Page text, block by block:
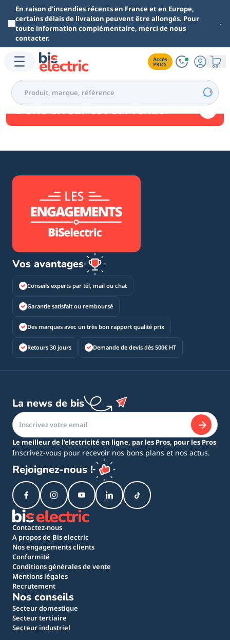
Aller au contenu principal
En raison d'incendies récents en France et en Europe,
certains délais de livraison peuvent être allongés. Pour
toute information complémentaire, merci de nous
contacter.
Accès
PROS
Une erreur est survenue.
Vos avantages
Conseils experts par tél, mail ou chat
Garantie satisfait ou remboursé
Des marques avec un très bon rapport qualité prix
Retours 30 jours Demande de devis dès 500€ HT
La news de bis
Le meilleur de l’electricité en ligne, par les Pros, pour les Pros
Inscrivez-vous pour recevoir nos bons plans et nos actus.
Rejoignez-nous !
Contactez-nous
A propos de Bis electric
Nos engagements clients
Conformité
Conditions générales de vente
Mentions légales
Recrutement
Nos conseils
Secteur domestique
Secteur tertiaire
Secteur industriel